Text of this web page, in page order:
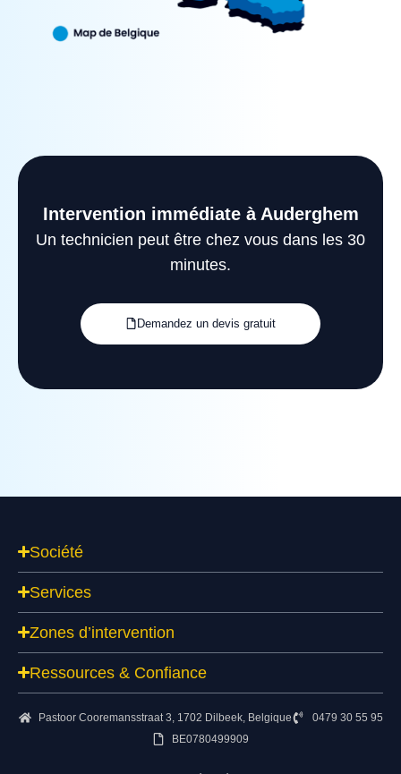
Intervention immédiate à Auderghem
Un technicien peut être chez vous dans les 30
minutes.
Demandez un devis gratuit
Société
Services
Zones d’intervention
Ressources & Confiance
Pastoor Cooremansstraat 3, 1702 Dilbeek, Belgique
0479 30 55 95
BE0780499909